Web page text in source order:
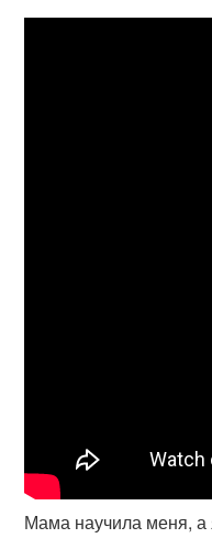
Мама научила меня, а